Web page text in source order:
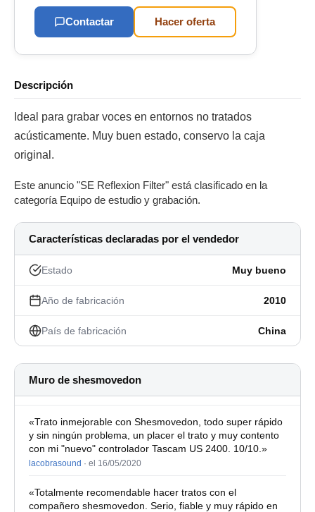
Contactar Hacer oferta
Descripción
Ideal para grabar voces en entornos no tratados
acústicamente. Muy buen estado, conservo la caja
original.
Este anuncio "SE Reflexion Filter" está clasificado en la
categoría Equipo de estudio y grabación.
Características declaradas por el vendedor
Estado Muy bueno
Año de fabricación 2010
País de fabricación China
Muro de shesmovedon
«Trato inmejorable con Shesmovedon, todo super rápido
y sin ningún problema, un placer el trato y muy contento
con mi "nuevo" controlador Tascam US 2400. 10/10.»
lacobrasound · el 16/05/2020
«Totalmente recomendable hacer tratos con el
compañero shesmovedon. Serio, fiable y muy rápido en